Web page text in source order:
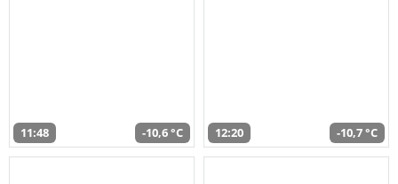
11:48 -10,6 °C 12:20 -10,7 °C